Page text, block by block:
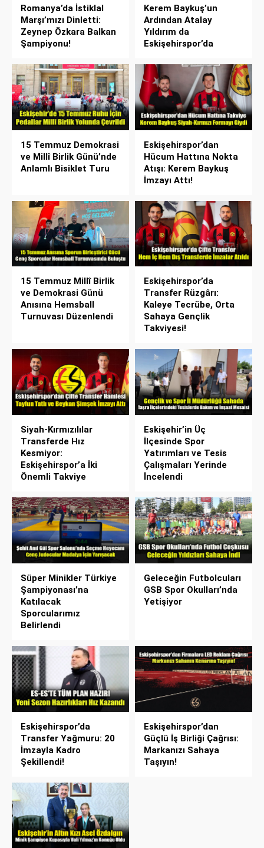
Romanya’da İstiklal
Marşı’mızı Dinletti:
Zeynep Özkara Balkan
Şampiyonu!
Kerem Baykuş’un
Ardından Atalay
Yıldırım da
Eskişehirspor’da
15 Temmuz Demokrasi
ve Millî Birlik Günü’nde
Anlamlı Bisiklet Turu
Eskişehirspor’dan
Hücum Hattına Nokta
Atışı: Kerem Baykuş
İmzayı Attı!
15 Temmuz Millî Birlik
ve Demokrasi Günü
Anısına Hemsball
Turnuvası Düzenlendi
Eskişehirspor’da
Transfer Rüzgârı:
Kaleye Tecrübe, Orta
Sahaya Gençlik
Takviyesi!
Siyah-Kırmızılılar
Transferde Hız
Kesmiyor:
Eskişehirspor’a İki
Önemli Takviye
Eskişehir’in Üç
İlçesinde Spor
Yatırımları ve Tesis
Çalışmaları Yerinde
İncelendi
Süper Minikler Türkiye
Şampiyonası’na
Katılacak
Sporcularımız
Belirlendi
Geleceğin Futbolcuları
GSB Spor Okulları’nda
Yetişiyor
Eskişehirspor’da
Transfer Yağmuru: 20
İmzayla Kadro
Şekillendi!
Eskişehirspor’dan
Güçlü İş Birliği Çağrısı:
Markanızı Sahaya
Taşıyın!